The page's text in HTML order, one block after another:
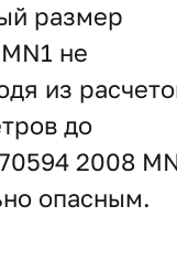
размер
не
из
до
2008
опасным.